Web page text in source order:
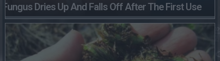
Fungus Dries Up And Falls Off After The First Use